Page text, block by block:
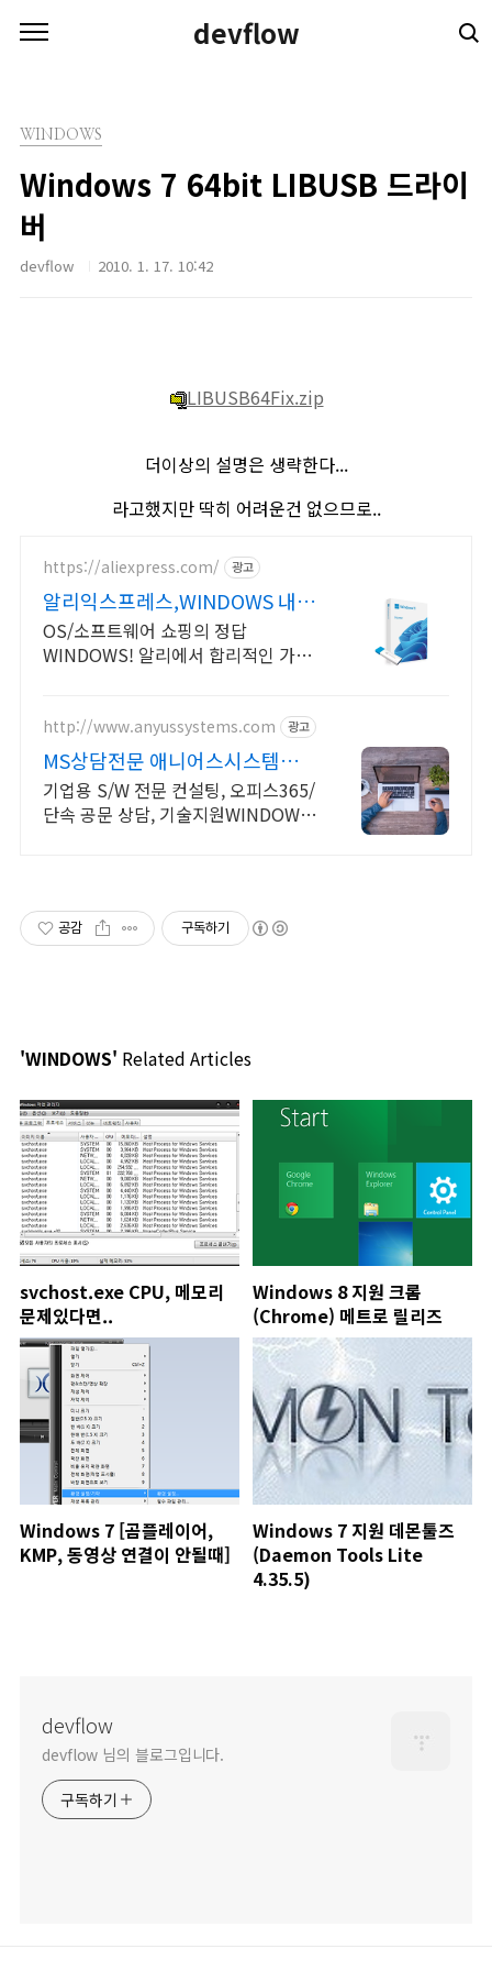
devflow
WINDOWS
Windows 7 64bit LIBUSB 드라이
버
devflow 2010. 1. 17. 10:42
LIBUSB64Fix.zip
더이상의 설명은 생략한다...
라고했지만 딱히 어려운건 없으므로..
https://aliexpress.com/ 광고
알리익스프레스,WINDOWS 내
맘에 쏙드는 오늘의 특가
OS/소프트웨어 쇼핑의 정답
WINDOWS! 알리에서 합리적인 가격
http://www.anyussystems.com 광고
MS상담전문 애니어스시스템즈
고객과 소통하는 IT 파트너
기업용 S/W 전문 컨설팅, 오피스365/
단속 공문 상담, 기술지원WINDOWS
공감 구독하기
'WINDOWS' Related Articles
svchost.exe CPU, 메모리
문제있다면..
Windows 8 지원 크롬
(Chrome) 메트로 릴리즈
Windows 7 [곰플레이어,
KMP, 동영상 연결이 안될때]
Windows 7 지원 데몬툴즈
(Daemon Tools Lite
4.35.5)
devflow
devflow 님의 블로그입니다.
구독하기